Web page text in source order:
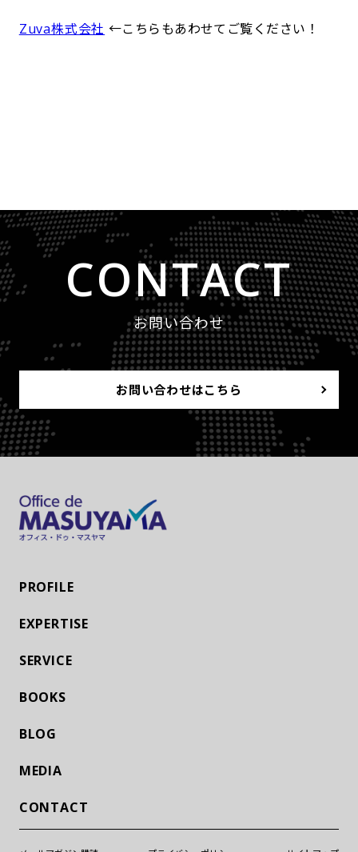
Zuva株式会社 ←こちらもあわせてご覧ください！
CONTACT
お問い合わせ
お問い合わせはこちら
PROFILE
EXPERTISE
SERVICE
BOOKS
BLOG
MEDIA
CONTACT